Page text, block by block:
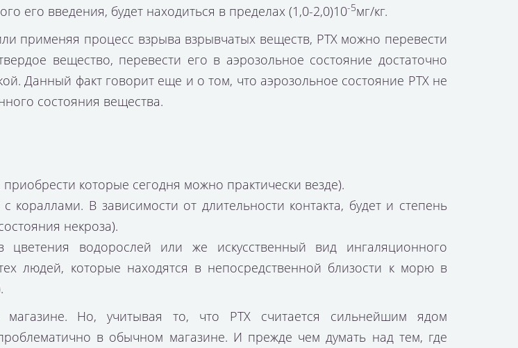
его введения, будет находиться в пределах (1,0-2,0)10-5мг/кг.
применяя процесс взрыва взрывчатых веществ, РТХ можно перевести
вещество, перевести его в аэрозольное состояние достаточно
Данный факт говорит еще и о том, что аэрозольное состояние РТХ не
состояния вещества.
приобрести которые сегодня можно практически везде).
кораллами. В зависимости от длительности контакта, будет и степень
некроза).
цветения водорослей или же искусственный вид ингаляционного
людей, которые находятся в непосредственной близости к морю в
Но, учитывая то, что РТХ считается сильнейшим ядом
в обычном магазине. И прежде чем думать над тем, где